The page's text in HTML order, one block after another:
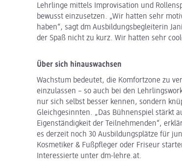
Lehrlinge mittels Improvisation und
bewusst einzusetzen. „Wir hatten sehr
haben“, sagt dm Ausbildungsbegleiterin
der Spaß nicht zu kurz. Wir hatten sehr
Über sich hinauswachsen
Wachstum bedeutet, die Komfortzone zu
einzulassen – so auch bei den
nur sich selbst besser kennen, sondern
Gleichgesinnten. „Das Bühnenspiel stärkt
Eigenständigkeit der Teilnehmenden“,
es derzeit noch 30 Ausbildungsplätze für
Kosmetiker & Fußpfleger oder Friseur
Interessierte unter dm-lehre.at.